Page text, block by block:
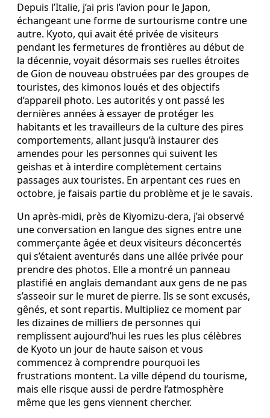
Depuis l’Italie, j’ai pris l’avion pour le Japon,
échangeant une forme de surtourisme contre une
autre. Kyoto, qui avait été privée de visiteurs
pendant les fermetures de frontières au début de
la décennie, voyait désormais ses ruelles étroites
de Gion de nouveau obstruées par des groupes de
touristes, des kimonos loués et des objectifs
d’appareil photo. Les autorités y ont passé les
dernières années à essayer de protéger les
habitants et les travailleurs de la culture des pires
comportements, allant jusqu’à instaurer des
amendes pour les personnes qui suivent les
geishas et à interdire complètement certains
passages aux touristes. En arpentant ces rues en
octobre, je faisais partie du problème et je le savais.
Un après-midi, près de Kiyomizu-dera, j’ai observé
une conversation en langue des signes entre une
commerçante âgée et deux visiteurs déconcertés
qui s’étaient aventurés dans une allée privée pour
prendre des photos. Elle a montré un panneau
plastifié en anglais demandant aux gens de ne pas
s’asseoir sur le muret de pierre. Ils se sont excusés,
gênés, et sont repartis. Multipliez ce moment par
les dizaines de milliers de personnes qui
remplissent aujourd’hui les rues les plus célèbres
de Kyoto un jour de haute saison et vous
commencez à comprendre pourquoi les
frustrations montent. La ville dépend du tourisme,
mais elle risque aussi de perdre l’atmosphère
même que les gens viennent chercher.